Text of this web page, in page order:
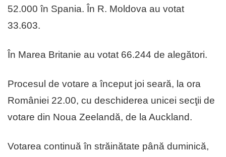
52.000 în Spania. În R. Moldova au votat
33.603.
În Marea Britanie au votat 66.244 de alegători.
Procesul de votare a început joi seară, la ora
României 22.00, cu deschiderea unicei secţii de
votare din Noua Zeelandă, de la Auckland.
Votarea continuă în străinătate până duminică,